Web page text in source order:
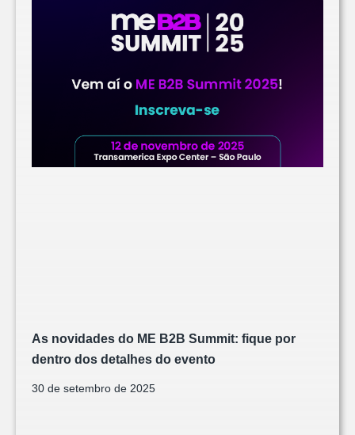
As novidades do ME B2B Summit: fique por
dentro dos detalhes do evento
30 de setembro de 2025